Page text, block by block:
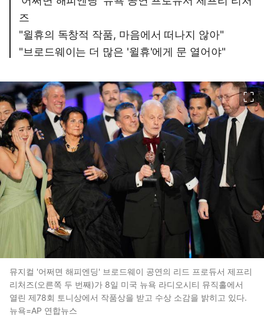
즈
"윌휴의 독창적 작품, 마음에서 떠나지 않아"
"브로드웨이는 더 많은 '윌휴'에게 문 열어야"
뮤지컬 '어쩌면 해피엔딩' 브로드웨이 공연의 리드 프로듀서 제프리
리처즈(오른쪽 두 번째)가 8일 미국 뉴욕 라디오시티 뮤직홀에서
열린 제78회 토니상에서 작품상을 받고 수상 소감을 밝히고 있다.
뉴욕=AP 연합뉴스